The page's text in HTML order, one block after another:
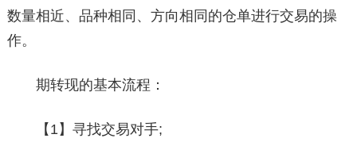
数量相近、品种相同、方向相同的仓单进行交易的操
作。
期转现的基本流程：
【1】寻找交易对手;